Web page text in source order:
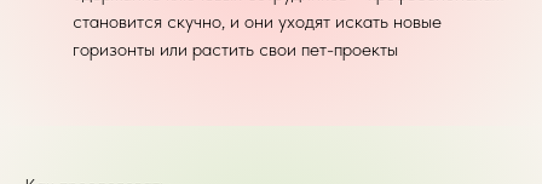
становится скучно, и они уходят искать новые
горизонты или растить свои пет-проекты